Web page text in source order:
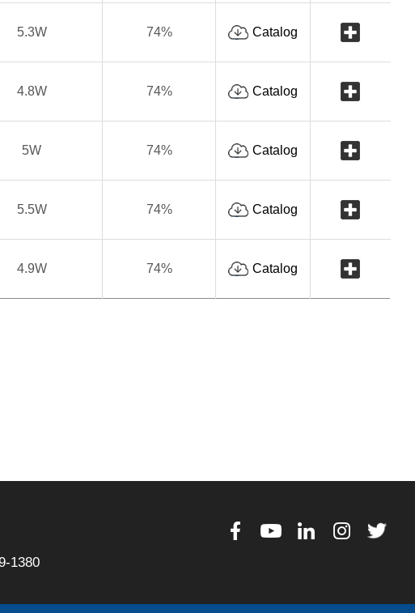
5.3W 74% Catalog
4.8W 74% Catalog
5W 74% Catalog
5.5W 74% Catalog
4.9W 74% Catalog
1380